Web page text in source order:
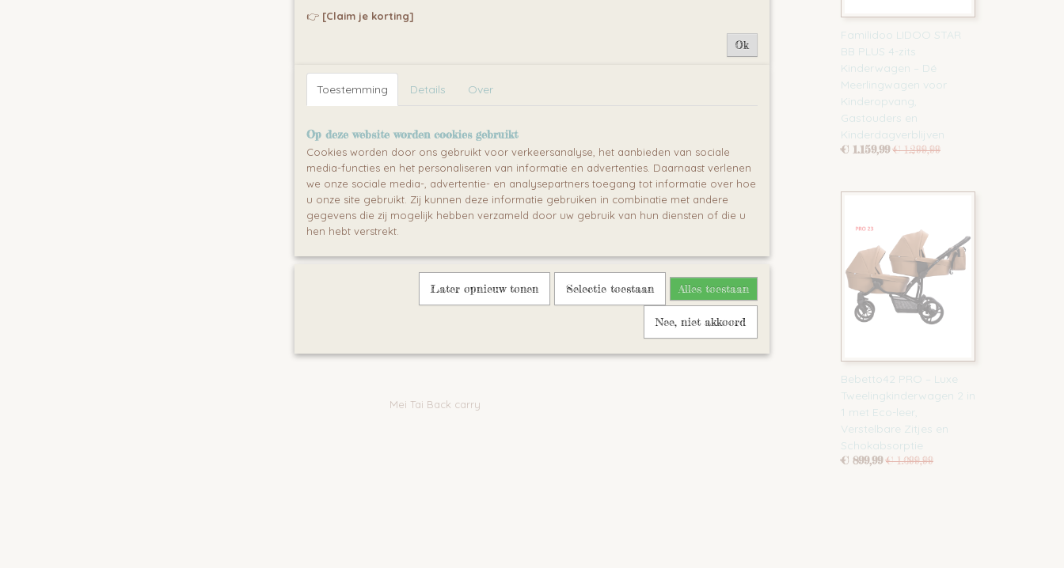
Mei Tai Tummy to Tummy beentjes buiten
Mei Tai Back carry
Familidoo LIDOO STAR
BB PLUS 4-zits
Kinderwagen – Dé
Meerlingwagen voor
Kinderopvang,
Gastouders en
Kinderdagverblijven
€ 1.159,99 € 1.299,99
Bebetto42 PRO – Luxe
Tweelingkinderwagen 2 in
1 met Eco-leer,
Verstelbare Zitjes en
Schokabsorptie
€ 899,99 € 1.099,99
👉 [Claim je korting]
Ok
Toestemming Details Over
Op deze website worden cookies gebruikt
Cookies worden door ons gebruikt voor verkeersanalyse, het aanbieden van sociale
media-functies en het personaliseren van informatie en advertenties. Daarnaast verlenen
we onze sociale media-, advertentie- en analysepartners toegang tot informatie over hoe
u onze site gebruikt. Zij kunnen deze informatie gebruiken in combinatie met andere
gegevens die zij mogelijk hebben verzameld door uw gebruik van hun diensten of die u
hen hebt verstrekt.
Later opnieuw tonen Selectie toestaan Alles toestaan
Nee, niet akkoord